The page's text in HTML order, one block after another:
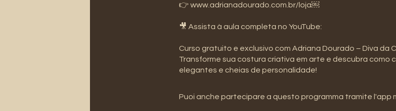
👉 www.adrianadourado.com.br/loja￼
🎥 Assista à aula completa no YouTube:
Curso gratuito e exclusivo com Adriana Dourado – Diva da
Transforme sua costura criativa em arte e descubra como
Puoi anche partecipare a questo programma tramite l'app